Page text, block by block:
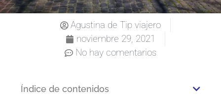
Agustina de Tip viajero
noviembre 29, 2021
No hay comentarios
Índice de contenidos